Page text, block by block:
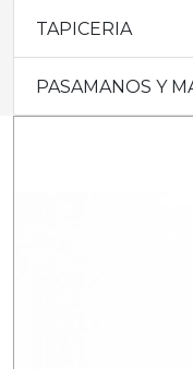
TAPICERIA
PASAMANOS Y